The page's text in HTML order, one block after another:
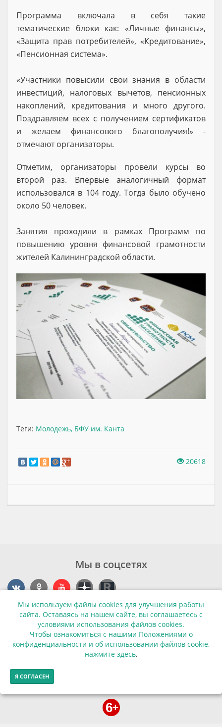
Программа включала в себя такие
тематические блоки как: «Личные финансы»,
«Защита прав потребителей», «Кредитование»,
«Пенсионная система».
«Участники повысили свои знания в области
инвестиций, налоговых вычетов, пенсионных
накоплений, кредитования и много другого.
Поздравляем всех с получением сертификатов
и желаем финансового благополучия!» -
отмечают организаторы.
Отметим, организаторы провели курсы во
второй раз. Впервые аналогичный формат
использовался в 104 году. Тогда было обучено
около 50 человек.
Занятия проходили в рамках Программ по
повышению уровня финансовой грамотности
жителей Калининградской области.
Теги: Молодежь, БФУ им. Канта
20618
Мы используем файлы cookies для улучшения работы
сайта. Оставаясь на нашем сайте, вы соглашаетесь с
условиями использования файлов cookies.
Чтобы ознакомиться с нашими Положениями о
конфиденциальности и об использовании файлов cookie,
нажмите здесь.
Я СОГЛАСЕН
Мы в соцсетях
Контакты
г. Калининград, ул. Эпроновская, 1
Часы работы: с 10:00 до 20:00
© Финансовая грамотность населения 2013-2026г.